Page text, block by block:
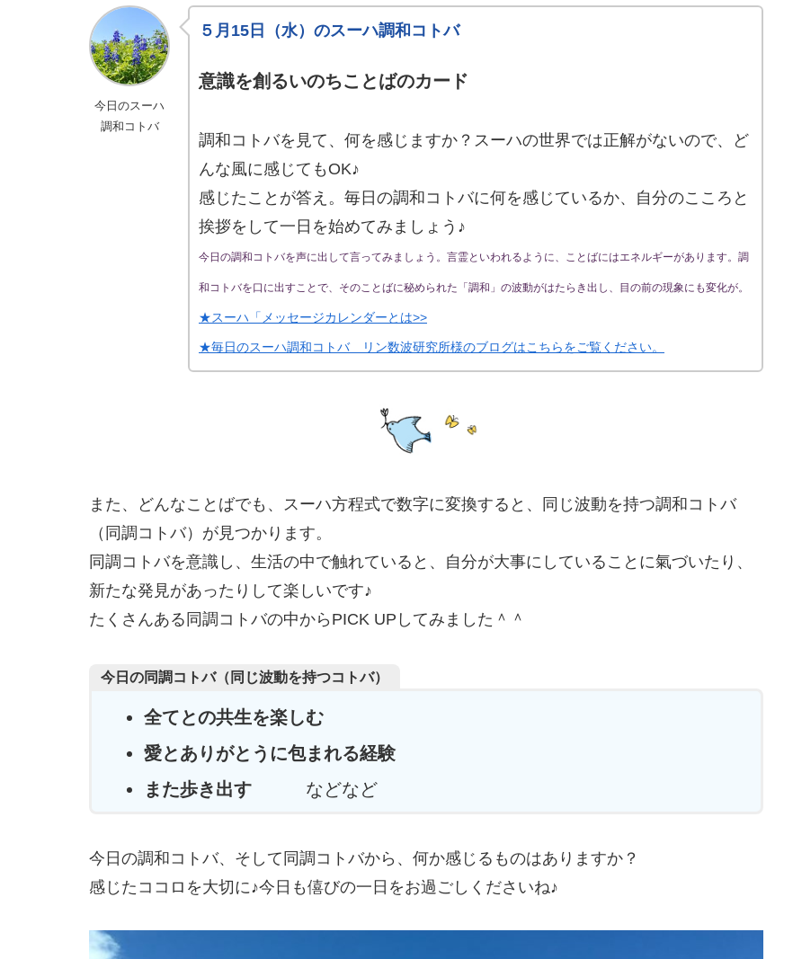
今日のスーハ
調和コトバ
５月15日（水）のスーハ調和コトバ
意識を創るいのちことばのカード
調和コトバを見て、何を感じますか？スーハの世界では正解がないので、ど
んな風に感じてもOK♪
感じたことが答え。毎日の調和コトバに何を感じているか、自分のこころと
挨拶をして一日を始めてみましょう♪
今日の調和コトバを声に出して言ってみましょう。言霊といわれるように、ことばにはエネルギーがあります。調
和コトバを口に出すことで、そのことばに秘められた「調和」の波動がはたらき出し、目の前の現象にも変化が。
★スーハ「メッセージカレンダーとは>>
★毎日のスーハ調和コトバ リン数波研究所様のブログはこちらをご覧ください。
また、どんなことばでも、スーハ方程式で数字に変換すると、同じ波動を持つ調和コトバ
（同調コトバ）が見つかります。
同調コトバを意識し、生活の中で触れていると、自分が大事にしていることに氣づいたり、
新たな発見があったりして楽しいです♪
たくさんある同調コトバの中からPICK UPしてみました＾＾
今日の同調コトバ（同じ波動を持つコトバ）
全てとの共生を楽しむ
愛とありがとうに包まれる経験
また歩き出す などなど
今日の調和コトバ、そして同調コトバから、何か感じるものはありますか？
感じたココロを大切に♪今日も僖びの一日をお過ごしくださいね♪